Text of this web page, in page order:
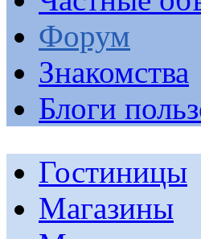
Форум
Знакомства
Блоги
Гостиницы
Магазины